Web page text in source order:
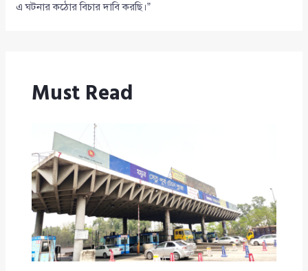
এ ঘটনার কঠোর বিচার দাবি করছি।”
Must Read